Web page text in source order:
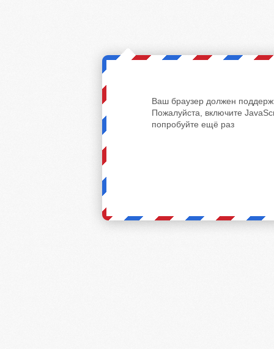
Ваш браузер должен
Пожалуйста, включите
попробуйте ещё раз